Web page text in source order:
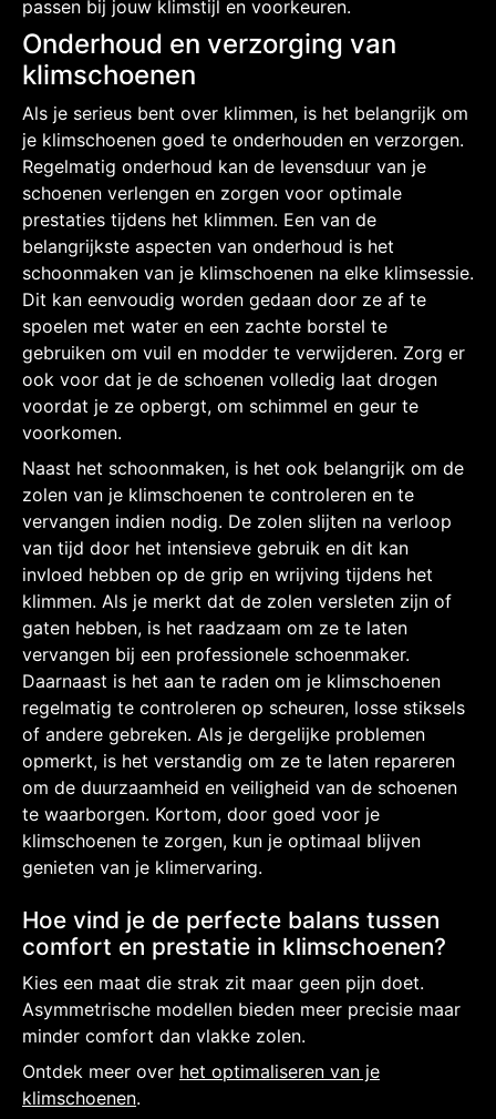
passen bij jouw klimstijl en voorkeuren.
Onderhoud en verzorging van
klimschoenen
Als je serieus bent over klimmen, is het belangrijk om
je klimschoenen goed te onderhouden en verzorgen.
Regelmatig onderhoud kan de levensduur van je
schoenen verlengen en zorgen voor optimale
prestaties tijdens het klimmen. Een van de
belangrijkste aspecten van onderhoud is het
schoonmaken van je klimschoenen na elke klimsessie.
Dit kan eenvoudig worden gedaan door ze af te
spoelen met water en een zachte borstel te
gebruiken om vuil en modder te verwijderen. Zorg er
ook voor dat je de schoenen volledig laat drogen
voordat je ze opbergt, om schimmel en geur te
voorkomen.
Naast het schoonmaken, is het ook belangrijk om de
zolen van je klimschoenen te controleren en te
vervangen indien nodig. De zolen slijten na verloop
van tijd door het intensieve gebruik en dit kan
invloed hebben op de grip en wrijving tijdens het
klimmen. Als je merkt dat de zolen versleten zijn of
gaten hebben, is het raadzaam om ze te laten
vervangen bij een professionele schoenmaker.
Daarnaast is het aan te raden om je klimschoenen
regelmatig te controleren op scheuren, losse stiksels
of andere gebreken. Als je dergelijke problemen
opmerkt, is het verstandig om ze te laten repareren
om de duurzaamheid en veiligheid van de schoenen
te waarborgen. Kortom, door goed voor je
klimschoenen te zorgen, kun je optimaal blijven
genieten van je klimervaring.
Hoe vind je de perfecte balans tussen
comfort en prestatie in klimschoenen?
Kies een maat die strak zit maar geen pijn doet.
Asymmetrische modellen bieden meer precisie maar
minder comfort dan vlakke zolen.
Ontdek meer over het optimaliseren van je
klimschoenen.